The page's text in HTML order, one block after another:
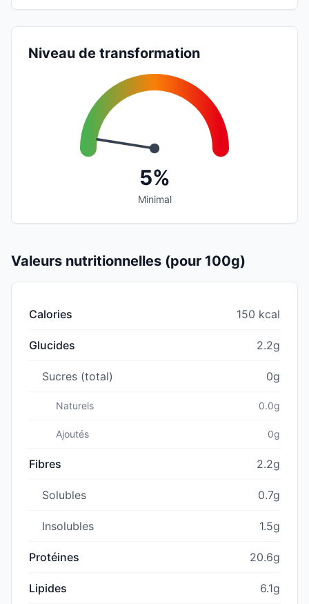
Niveau de transformation
5%
Minimal
Valeurs nutritionnelles (pour 100g)
Calories 150 kcal
Glucides 2.2g
Sucres (total) 0g
Naturels 0.0g
Ajoutés 0g
Fibres 2.2g
Solubles 0.7g
Insolubles 1.5g
Protéines 20.6g
Lipides 6.1g